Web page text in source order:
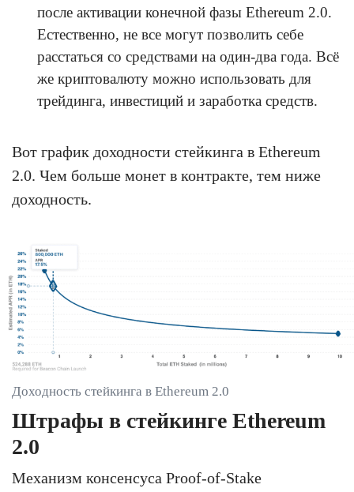
после активации конечной фазы Ethereum 2.0.
Естественно, не все могут позволить себе
расстаться со средствами на один-два года. Всё
же криптовалюту можно использовать для
трейдинга, инвестиций и заработка средств.
Вот график доходности стейкинга в Ethereum
2.0. Чем больше монет в контракте, тем ниже
доходность.
Доходность стейкинга в Ethereum 2.0
Штрафы в стейкинге Ethereum
2.0
Механизм консенсуса Proof-of-Stake